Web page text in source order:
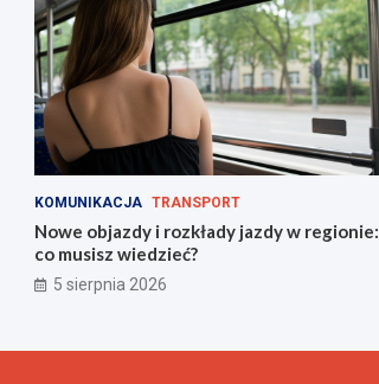
KOMUNIKACJA TRANSPORT
Nowe objazdy i rozkłady jazdy w regionie:
co musisz wiedzieć?
5 sierpnia 2026